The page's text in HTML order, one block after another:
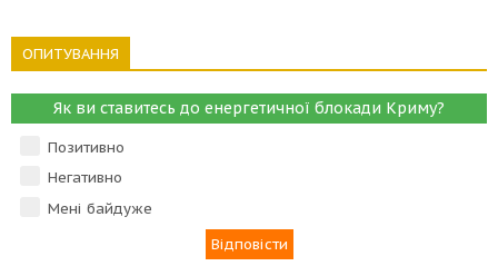
ОПИТУВАННЯ
Як ви ставитесь до енергетичної блокади Криму?
Позитивно
Негативно
Мені байдуже